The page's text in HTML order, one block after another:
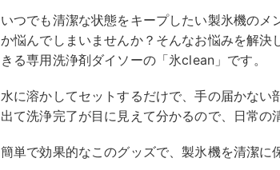
いつでも清潔な状態をキープしたい製氷機の
か悩んでしまいませんか？そんなお悩みを解決
きる専用洗浄剤ダイソーの「氷clean」です。
水に溶かしてセットするだけで、手の届かない
出て洗浄完了が目に見えて分かるので、日常の
簡単で効果的なこのグッズで、製氷機を清潔に